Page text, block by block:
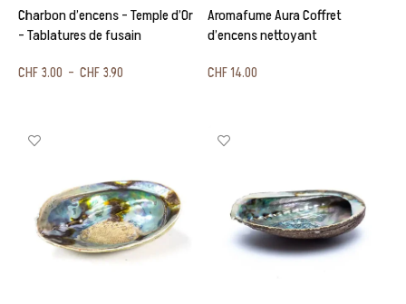
Charbon d’encens – Temple d’Or
– Tablatures de fusain
CHF3.00 – CHF3.90
Aromafume Aura Coffret
d’encens nettoyant
CHF14.00